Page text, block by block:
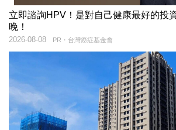
立即諮詢HPV！是對自己健康最好的投
晚！
PR・台灣癌症基金會
2026-08-08